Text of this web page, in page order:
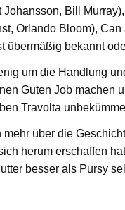
Johansson, Bill
Orlando Bloom),
übermäßig bekannt
um die Handlung
Guten Job machen
Travolta
mehr über die
herum erschaffen
besser als Pursy